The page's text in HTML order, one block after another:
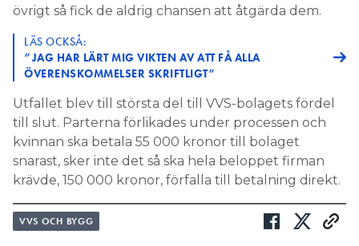
övrigt så fick de aldrig chansen att åtgärda dem.
LÄS OCKSÅ:
”JAG HAR LÄRT MIG VIKTEN AV ATT FÅ ALLA
ÖVERENSKOMMELSER SKRIFTLIGT”
Utfallet blev till största del till VVS-bolagets fördel
till slut. Parterna förlikades under processen och
kvinnan ska betala 55 000 kronor till bolaget
snarast, sker inte det så ska hela beloppet firman
krävde, 150 000 kronor, förfalla till betalning direkt.
VVS OCH BYGG